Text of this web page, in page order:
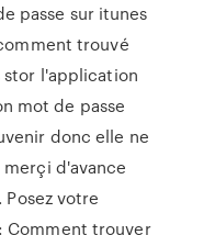
passe sur itunes
trouvé
stor l'application
mot de passe
donc elle ne
d'avance
votre
Comment trouver